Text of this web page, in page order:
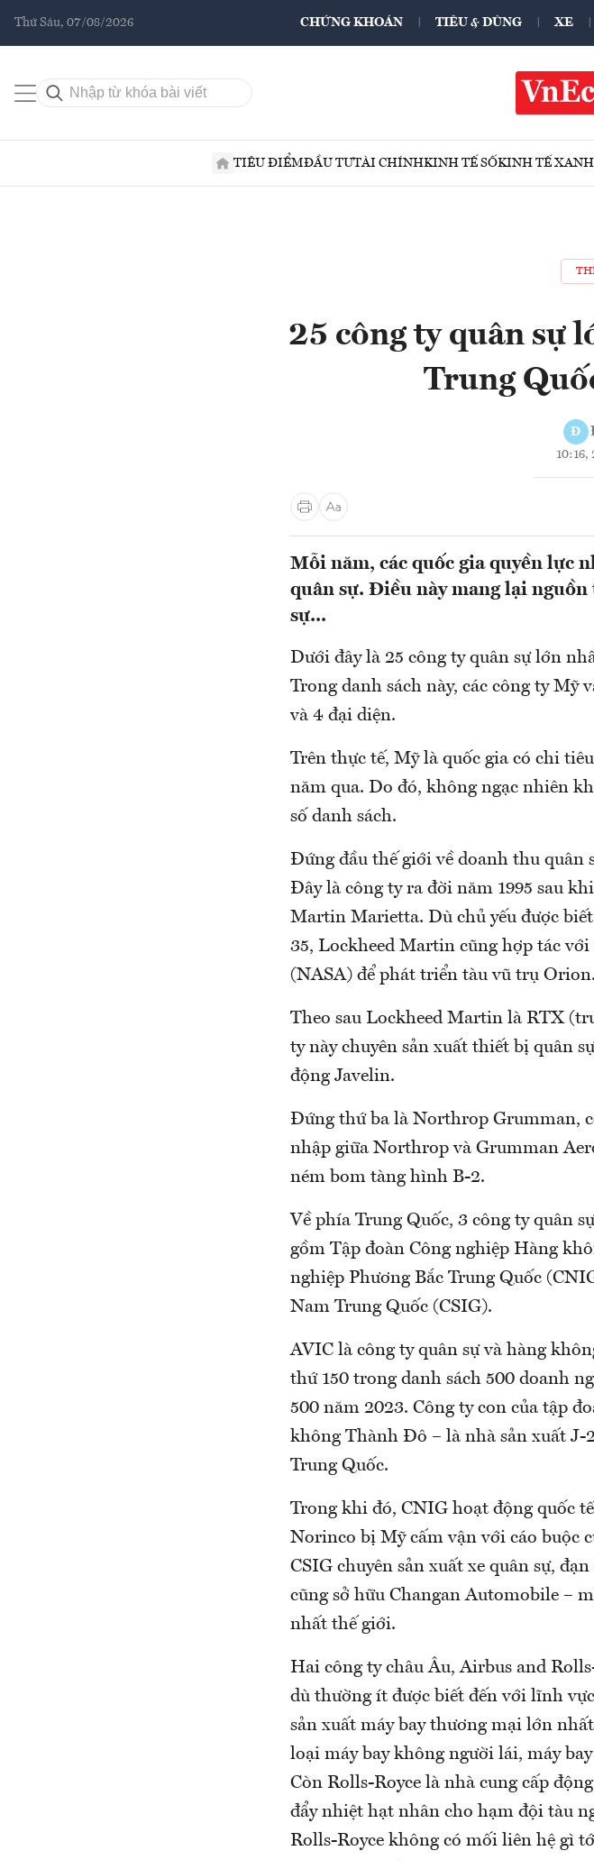
Thứ Sáu, 07/08/2026 CHỨNG KHOÁN TIÊU & DÙNG XE
TIÊU ĐIỂMĐẦU TƯTÀI CHÍNHKINH TẾ SỐKINH TẾ XANH
25 công ty quân sự
Trung
Đ
10:16,
Mỗi năm, các quốc gia quyền lực
quân sự. Điều này mang lại
sự...
Dưới đây là 25 công ty quân sự lớn
Trong danh sách này, các công ty Mỹ
và 4 đại diện.
Trên thực tế, Mỹ là quốc gia có chi
năm qua. Do đó, không ngạc nhiên
số danh sách.
Đứng đầu thế giới về doanh thu quân
Đây là công ty ra đời năm 1995 sau
Martin Marietta. Dù chủ yếu được
35, Lockheed Martin cũng hợp tác
(NASA) để phát triển tàu vũ trụ
Theo sau Lockheed Martin là RTX
ty này chuyên sản xuất thiết bị quân
động Javelin.
Đứng thứ ba là Northrop Grumman,
nhập giữa Northrop và Grumman
ném bom tàng hình B-2.
Về phía Trung Quốc, 3 công ty quân
gồm Tập đoàn Công nghiệp Hàng
nghiệp Phương Bắc Trung Quốc
Nam Trung Quốc (CSIG).
AVIC là công ty quân sự và hàng
thứ 150 trong danh sách 500 doanh
500 năm 2023. Công ty con của tập
không Thành Đô – là nhà sản xuất J-
Trung Quốc.
Trong khi đó, CNIG hoạt động quốc
Norinco bị Mỹ cấm vận với cáo buộc
CSIG chuyên sản xuất xe quân sự,
cũng sở hữu Changan Automobile –
nhất thế giới.
Hai công ty châu Âu, Airbus and
dù thường ít được biết đến với lĩnh
sản xuất máy bay thương mại lớn
loại máy bay không người lái, máy
Còn Rolls-Royce là nhà cung cấp
đẩy nhiệt hạt nhân cho hạm đội tàu
Rolls-Royce không có mối liên hệ gì